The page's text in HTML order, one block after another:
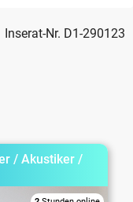
Inserat-Nr. D1-290123
/ Akustiker /